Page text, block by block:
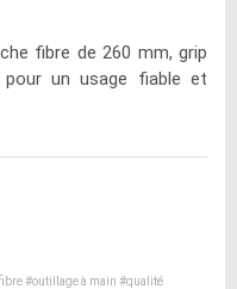
fibre de 260 mm, grip
un usage fiable et
#outillage à main #qualité